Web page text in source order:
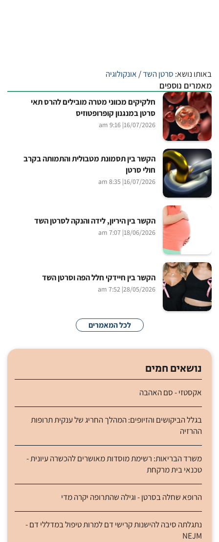
באותו נושא: סרטן השד/אונקולוגיה
מאמרים נוספים
חלקיקים מכווני מטרה מובילים להרס תאי
סרטן במנגנון קופרופטוזיס
16/07/2026
| 9:16 am
הקשר בין תסמונת מטבולית והתמותה בקרב
חולי סרטן
16/07/2026
| 8:35 am
הקשר בין היריון, לידה והנקה לסרטן השד
18/06/2026
| 7:07 am
הקשר בין חיידקי חלל הפה וסרטן השד
28/05/2026
| 7:52 am
לכל המאמרים
נושאים חמים
אקסטזי - סם האהבה
בגלל הביקושים והזיופים: המהלך החריג של ענקית תרופות
ההרזיה
משרד הבריאות: רשימת מוסדות מאושרים להכשרה עיונית -
טכנאי בית מרקחת
הרופא שחלה בסרטן - וגילה שהתרופה יקרה מדי
נתגלתה סיבה להישנות קרישי דם למרות טיפול במדללי דם -
NEJM